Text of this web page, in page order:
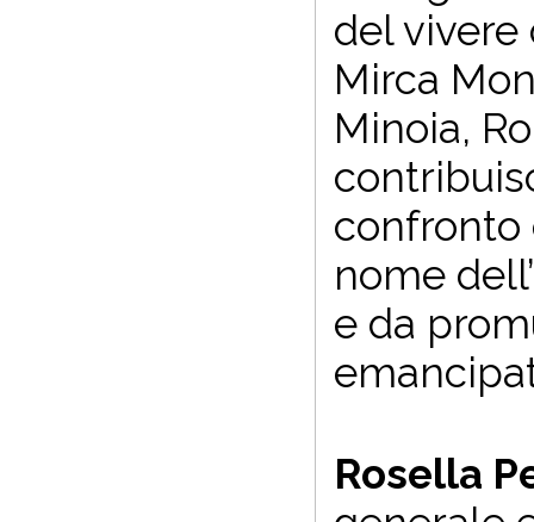
del vivere
Mirca
Minoia,
confronto
nome
e da
Rosella